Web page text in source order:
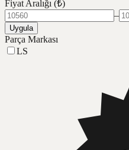
Fiyat Aralığı (₺)
–
Uygula
Parça Markası
LS